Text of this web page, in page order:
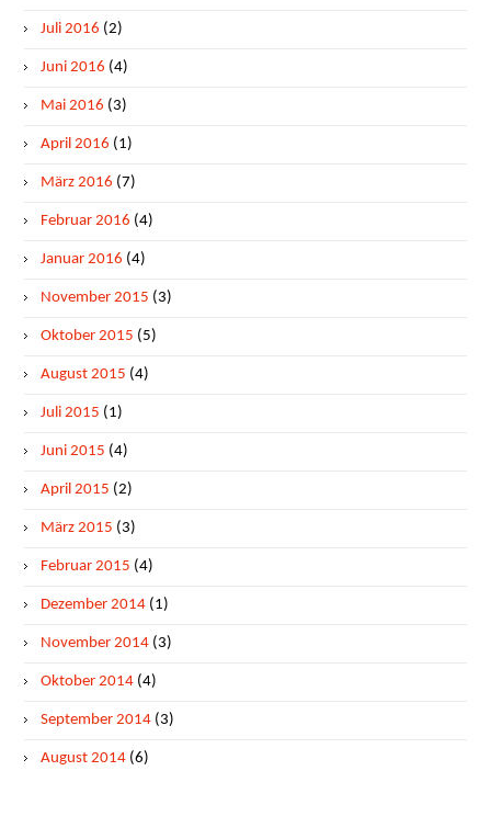
Juli 2016 (2)
Juni 2016 (4)
Mai 2016 (3)
April 2016 (1)
März 2016 (7)
Februar 2016 (4)
Januar 2016 (4)
November 2015 (3)
Oktober 2015 (5)
August 2015 (4)
Juli 2015 (1)
Juni 2015 (4)
April 2015 (2)
März 2015 (3)
Februar 2015 (4)
Dezember 2014 (1)
November 2014 (3)
Oktober 2014 (4)
September 2014 (3)
August 2014 (6)